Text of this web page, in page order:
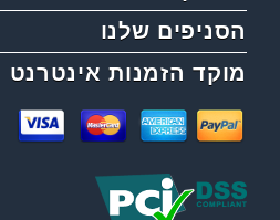
הסניפים שלנו
מוקד הזמנות אינטרנט